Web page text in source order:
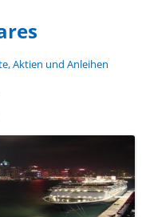
Aktien und Anleihen